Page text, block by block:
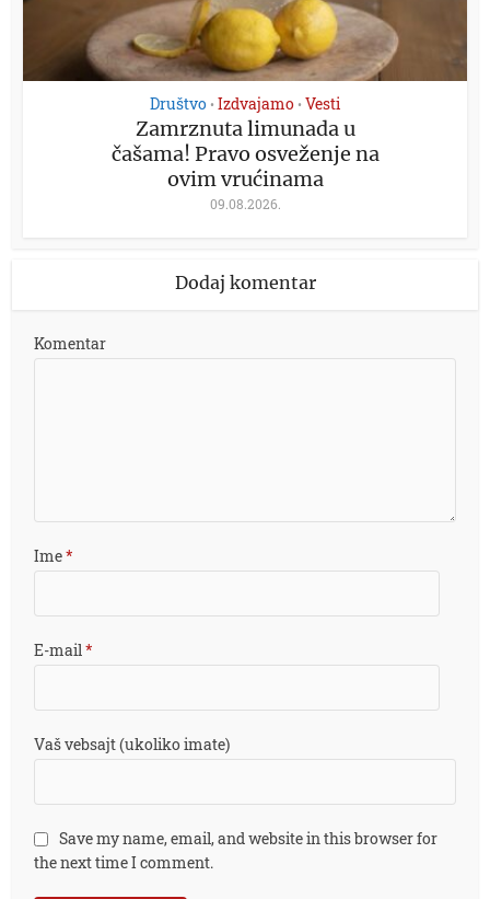
Društvo • Izdvajamo • Vesti
Zamrznuta limunada u
čašama! Pravo osveženje na
ovim vrućinama
09.08.2026.
Dodaj komentar
Komentar
Ime*
E-mail*
Vaš vebsajt (ukoliko imate)
Save my name, email, and website in this browser for
the next time I comment.